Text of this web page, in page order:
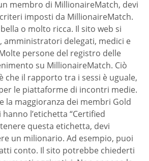
membro di MillionaireMatch, devi
imposti da MillionaireMatch.
o molto ricca. Il sito web si
amministratori delegati, medici e
persone del registro delle
su MillionaireMatch. Ciò
che il rapporto tra i sessi è uguale,
le piattaforme di incontri medie.
la maggioranza dei membri Gold
l’etichetta “Certified
questa etichetta, devi
un milionario. Ad esempio, puoi
conto. Il sito potrebbe chiederti